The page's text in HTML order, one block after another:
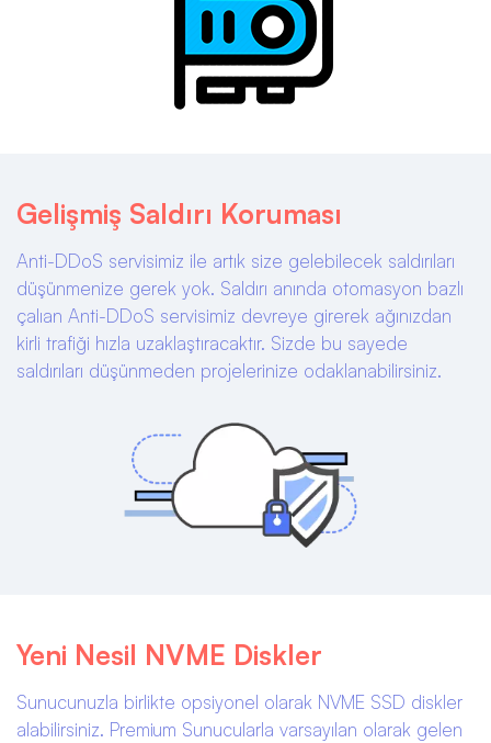
Gelişmiş Saldırı Koruması
Anti-DDoS servisimiz ile artık size gelebilecek saldırıları
düşünmenize gerek yok. Saldırı anında otomasyon bazlı
çalıan Anti-DDoS servisimiz devreye girerek ağınızdan
kirli trafiği hızla uzaklaştıracaktır. Sizde bu sayede
saldırıları düşünmeden projelerinize odaklanabilirsiniz.
Yeni Nesil NVME Diskler
Sunucunuzla birlikte opsiyonel olarak NVME SSD diskler
alabilirsiniz. Premium Sunucularla varsayılan olarak gelen